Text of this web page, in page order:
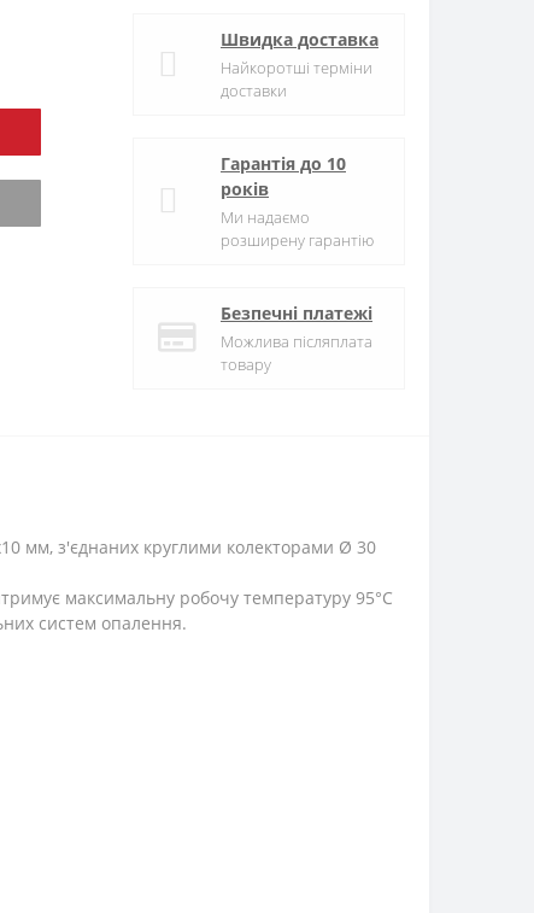
Швидка доставка
Найкоротші терміни
доставки
Гарантія до 10
років
Ми надаємо
розширену гарантію
Безпечні платежі
Можлива післяплата
товару
мм, з'єднаних круглими колекторами Ø 30
максимальну робочу температуру 95°C
систем опалення.